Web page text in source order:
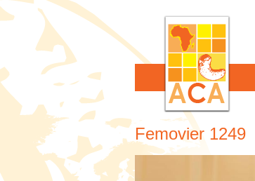
Femovier 1249